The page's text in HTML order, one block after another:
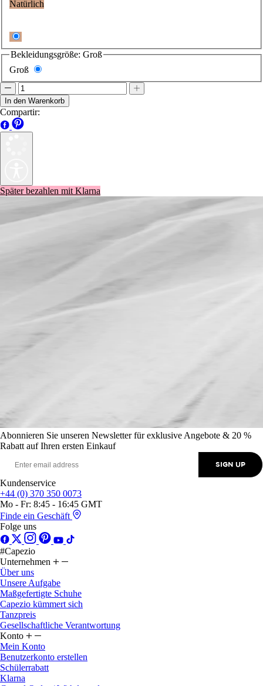
Bekleidungsgröße:
Groß
In den Warenkorb
Compartir:
Später bezahlen mit Klarna
Abonnieren Sie unseren Newsletter für exklusive Angebote & 20 %
SIGN UP
Kundenservice
+44 (0) 370 350 0073
Mo - Fr: 8:45 - 16:45 GMT
Finde ein Geschäft
Folge uns
#Capezio
Unternehmen
Über uns
Unsere Aufgabe
Maßgefertigte Schuhe
Capezio kümmert sich
Tanzpreis
Gesellschaftliche Verantwortung
Konto
Mein Konto
Benutzerkonto erstellen
Schülerrabatt